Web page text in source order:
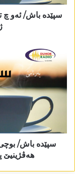
سپێدە باش/ ئەو چ
سپێدە باش/
ھەڤژینیێ